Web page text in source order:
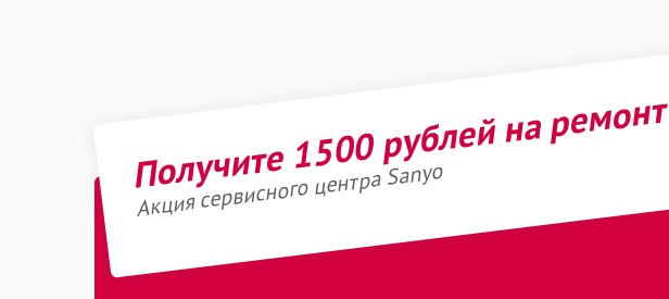
Получите 1500 рублей на ремонт
Акция сервисного центра Sanyo